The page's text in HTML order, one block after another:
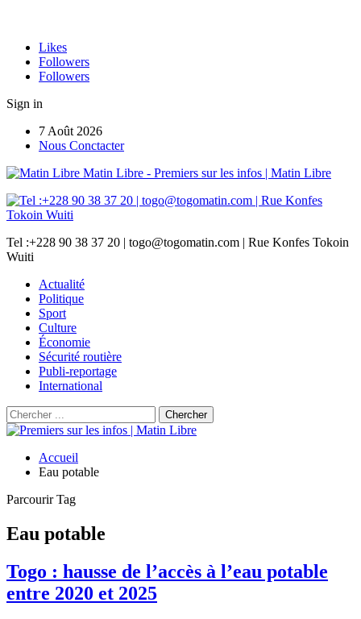
Likes
Followers
Followers
Sign in
7 Août 2026
Nous Conctacter
Matin Libre - Premiers sur les infos | Matin Libre
Tel :+228 90 38 37 20 | togo@togomatin.com | Rue Konfes Tokoin
Wuiti
Actualité
Politique
Sport
Culture
Économie
Sécurité routière
Publi-reportage
International
Accueil
Eau potable
Parcourir Tag
Eau potable
Togo : hausse de l’accès à l’eau potable
entre 2020 et 2025